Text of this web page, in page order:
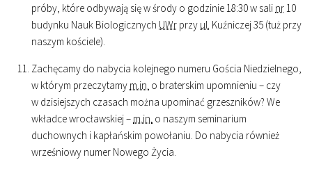
próby, które odbywają się w środy o godzinie18:30w sali nr10
budynku Nauk Biologicznych UWr przy ul. Kuźniczej 35 (tuż przy
naszym kościele).
Zachęcamy do nabycia kolejnego numeru Gościa Niedzielnego,
w którym przeczytamy m.in. o braterskim upomnieniu – czy
w dzisiejszych czasach można upominać grzeszników? We
wkładce wrocławskiej – m.in. o naszym seminarium
duchownych i kapłańskim powołaniu. Do nabycia również
wrześniowy numer Nowego Życia.